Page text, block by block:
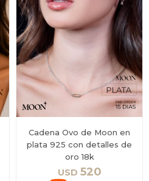
Cadena Ovo de Moon en
plata 925 con detalles de
oro 18k
USD 520